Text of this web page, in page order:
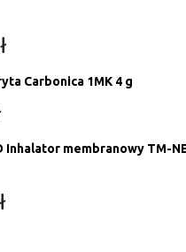
Carbonica 1MK 4 g
Inhalator membranowy TM-